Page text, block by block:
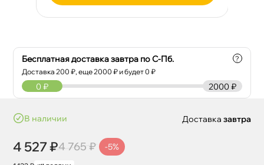
Бесплатная доставка завтра по С-Пб.
Доставка200 ₽, еще2000 ₽ и будет 0 ₽
?
2000 ₽
0 ₽
наличии
4 527 ₽4 765 ₽ -5%
Доставка завтра